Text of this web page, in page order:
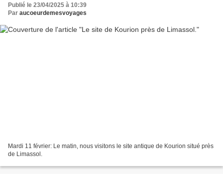
Publié le 23/04/2025 à 10:39
Par aucoeurdemesvoyages
Mardi 11 février: Le matin, nous visitons le site antique de Kourion situé près
de Limassol.